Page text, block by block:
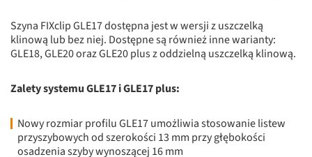
Szyna FIXclip GLE17 dostępna jest w wersji z uszczelką
klinową lub bez niej. Dostępne są również inne warianty:
GLE18, GLE20 oraz GLE20 plus z oddzielną uszczelką klinową.
Zalety systemu GLE17 i GLE17 plus:
Nowy rozmiar profilu GLE17 umożliwia stosowanie listew
przyszybowych od szerokości 13 mm przy głębokości
osadzenia szyby wynoszącej 16 mm